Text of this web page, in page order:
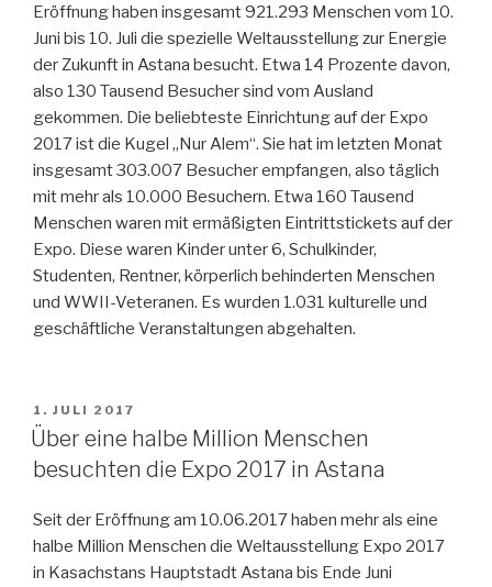
Eröffnung haben insgesamt 921.293 Menschen vom 10.
Juni bis 10. Juli die spezielle Weltausstellung zur Energie
der Zukunft in Astana besucht. Etwa 14 Prozente davon,
also 130 Tausend Besucher sind vom Ausland
gekommen. Die beliebteste Einrichtung auf der Expo
2017 ist die Kugel „Nur Alem“. Sie hat im letzten Monat
insgesamt 303.007 Besucher empfangen, also täglich
mit mehr als 10.000 Besuchern. Etwa 160 Tausend
Menschen waren mit ermäßigten Eintrittstickets auf der
Expo. Diese waren Kinder unter 6, Schulkinder,
Studenten, Rentner, körperlich behinderten Menschen
und WWII-Veteranen. Es wurden 1.031 kulturelle und
geschäftliche Veranstaltungen abgehalten.
VERÖFFENTLICHT
AM
1. JULI 2017
Über eine halbe Million Menschen
besuchten die Expo 2017 in Astana
Seit der Eröffnung am 10.06.2017 haben mehr als eine
halbe Million Menschen die Weltausstellung Expo 2017
in Kasachstans Hauptstadt Astana bis Ende Juni